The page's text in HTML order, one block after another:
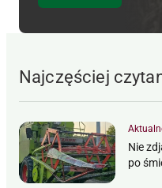
Najczęściej
Nie
po